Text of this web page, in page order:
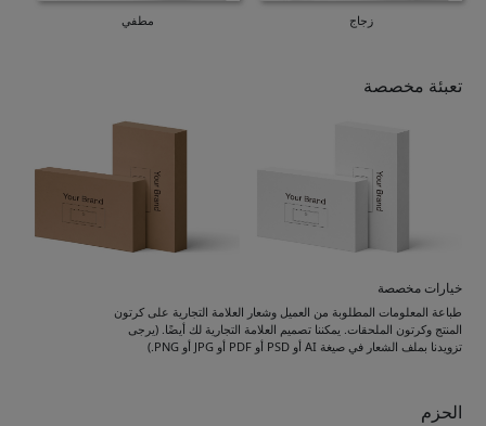
زجاج مطفي
تعبئة مخصصة
خيارات مخصصة
طباعة المعلومات المطلوبة من العميل وشعار العلامة التجارية على كرتون
المنتج وكرتون الملحقات. يمكننا تصميم العلامة التجارية لك أيضًا. (يرجى
تزويدنا بملف الشعار في صيغة AI أو PSD أو PDF أو JPG أو PNG.)
الحزم